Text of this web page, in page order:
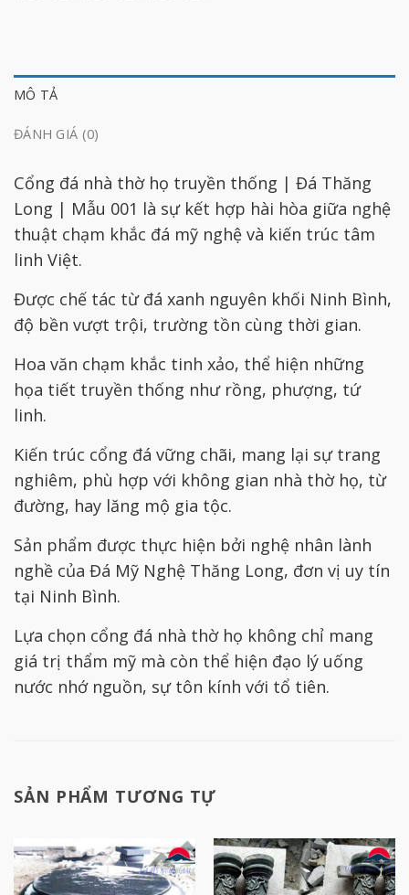
MÔ TẢ
ĐÁNH GIÁ (0)
Cổng đá nhà thờ họ truyền thống | Đá Thăng
Long | Mẫu 001 là sự kết hợp hài hòa giữa nghệ
thuật chạm khắc đá mỹ nghệ và kiến trúc tâm
linh Việt.
Được chế tác từ đá xanh nguyên khối Ninh Bình,
độ bền vượt trội, trường tồn cùng thời gian.
Hoa văn chạm khắc tinh xảo, thể hiện những
họa tiết truyền thống như rồng, phượng, tứ
linh.
Kiến trúc cổng đá vững chãi, mang lại sự trang
nghiêm, phù hợp với không gian nhà thờ họ, từ
đường, hay lăng mộ gia tộc.
Sản phẩm được thực hiện bởi nghệ nhân lành
nghề của Đá Mỹ Nghệ Thăng Long, đơn vị uy tín
tại Ninh Bình.
Lựa chọn cổng đá nhà thờ họ không chỉ mang
giá trị thẩm mỹ mà còn thể hiện đạo lý uống
nước nhớ nguồn, sự tôn kính với tổ tiên.
SẢN PHẨM TƯƠNG TỰ